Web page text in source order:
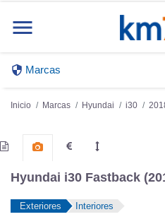
Marcas
Inicio Marcas Hyundai i30
Hyundai i30 Fastback
Exteriores Interiores